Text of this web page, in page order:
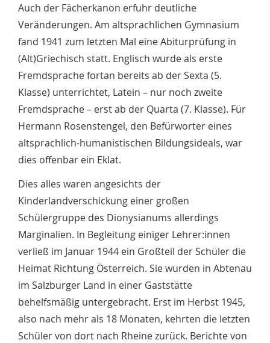
Auch der Fächerkanon erfuhr deutliche
Veränderungen. Am altsprachlichen Gymnasium
fand 1941 zum letzten Mal eine Abiturprüfung in
(Alt)Griechisch statt. Englisch wurde als erste
Fremdsprache fortan bereits ab der Sexta (5.
Klasse) unterrichtet, Latein – nur noch zweite
Fremdsprache – erst ab der Quarta (7. Klasse). Für
Hermann Rosenstengel, den Befürworter eines
altsprachlich-humanistischen Bildungsideals, war
dies offenbar ein Eklat.
Dies alles waren angesichts der
Kinderlandverschickung einer großen
Schülergruppe des Dionysianums allerdings
Marginalien. In Begleitung einiger Lehrer:innen
verließ im Januar 1944 ein Großteil der Schüler die
Heimat Richtung Österreich. Sie wurden in Abtenau
im Salzburger Land in einer Gaststätte
behelfsmäßig untergebracht. Erst im Herbst 1945,
also nach mehr als 18 Monaten, kehrten die letzten
Schüler von dort nach Rheine zurück. Berichte von